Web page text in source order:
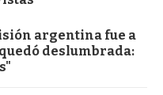
argentina fue a
deslumbrada: